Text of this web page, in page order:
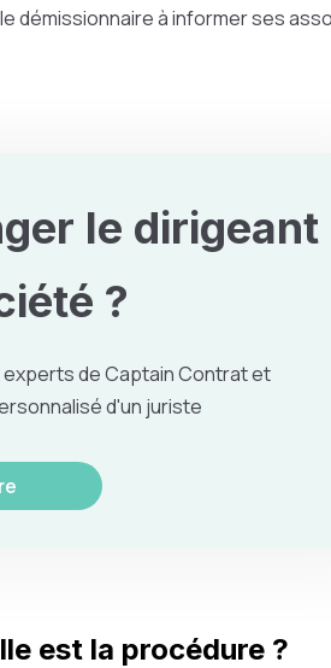
démissionnaire à informer ses
le dirigeant
?
de Captain Contrat et
d'un juriste
est la procédure ?